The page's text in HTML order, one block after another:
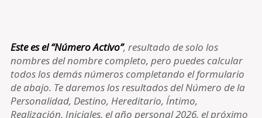
Este es el “Número Activo”, resultado de solo los
nombres del nombre completo, pero puedes calcular
todos los demás números completando el formulario
de abajo. Te daremos los resultados del Número de la
Personalidad, Destino, Hereditario, Íntimo,
Realización, Iniciales, el año personal 2026, el próximo